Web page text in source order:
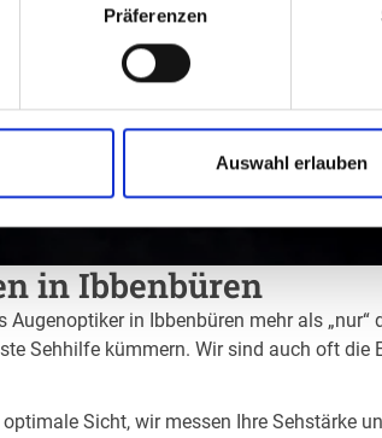
Präferenzen
Auswahl erlauben
in Ibbenbüren
in Ibbenbüren mehr als
Sehhilfe kümmern. Wir sind auch oft
Sicht, wir messen Ihre